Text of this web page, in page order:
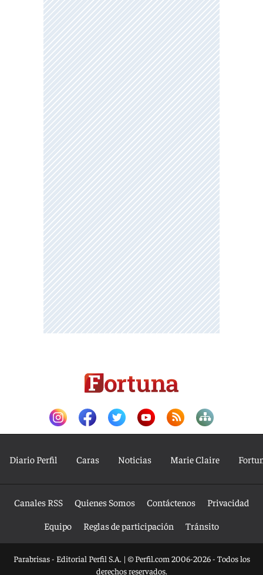
Diario Perfil Caras Noticias Marie Claire
Canales RSS Quienes Somos Contáctenos
Privacidad
Equipo
Reglas de participación Tránsito
Parabrisas - Editorial Perfil S.A. | © Perfil.com 2006-2026 - Todos los
derechos reservados.